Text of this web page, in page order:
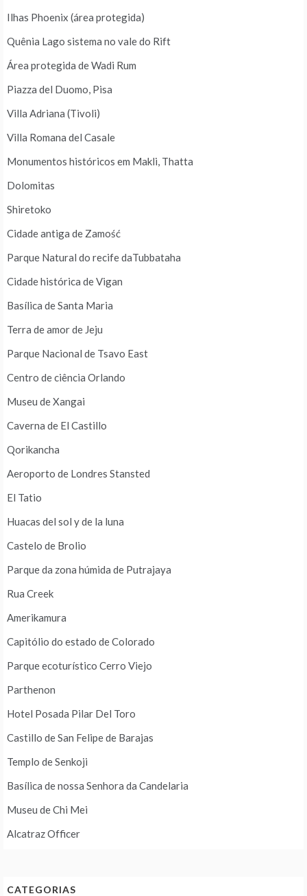
Ilhas Phoenix (área protegida)
Quênia Lago sistema no vale do Rift
Área protegida de Wadi Rum
Piazza del Duomo, Pisa
Villa Adriana (Tivoli)
Villa Romana del Casale
Monumentos históricos em Makli, Thatta
Dolomitas
Shiretoko
Cidade antiga de Zamość
Parque Natural do recife daTubbataha
Cidade histórica de Vigan
Basílica de Santa Maria
Terra de amor de Jeju
Parque Nacional de Tsavo East
Centro de ciência Orlando
Museu de Xangai
Caverna de El Castillo
Qorikancha
Aeroporto de Londres Stansted
El Tatio
Huacas del sol y de la luna
Castelo de Brolio
Parque da zona húmida de Putrajaya
Rua Creek
Amerikamura
Capitólio do estado de Colorado
Parque ecoturístico Cerro Viejo
Parthenon
Hotel Posada Pilar Del Toro
Castillo de San Felipe de Barajas
Templo de Senkoji
Basílica de nossa Senhora da Candelaria
Museu de Chi Mei
Alcatraz Officer
CATEGORIAS